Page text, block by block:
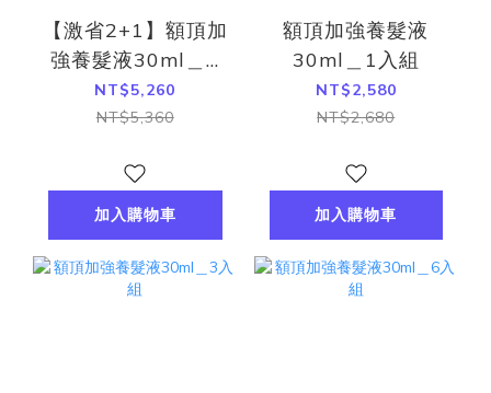
【激省2+1】額頂加
強養髮液30ml＿2
入組
NT$5,260
NT$5,360
加入購物車
額頂加強養髮液
30ml＿1入組
NT$2,580
NT$2,680
加入購物車